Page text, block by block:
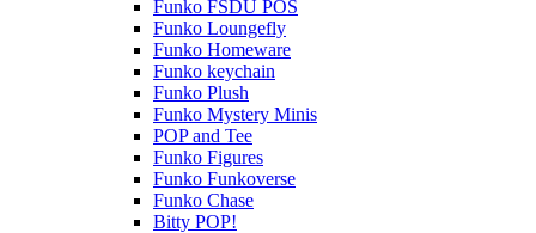
Funko FSDU POS
Funko Loungefly
Funko Homeware
Funko keychain
Funko Plush
Funko Mystery Minis
POP and Tee
Funko Figures
Funko Funkoverse
Funko Chase
Bitty POP!